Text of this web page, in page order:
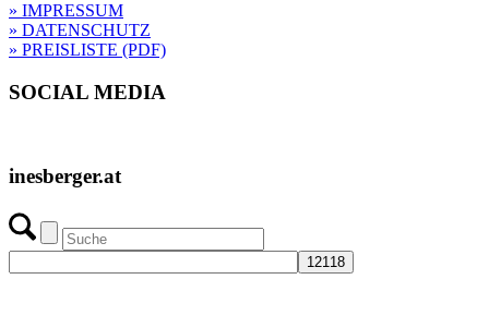
» IMPRESSUM
» DATENSCHUTZ
» PREISLISTE (PDF)
SOCIAL MEDIA
inesberger.at